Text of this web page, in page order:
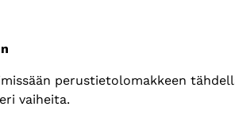
perustietolomakkeen
vaiheita.